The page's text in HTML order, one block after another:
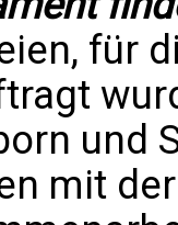
für
und
mit